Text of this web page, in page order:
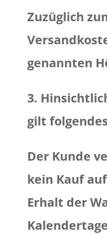
Zuzüglich
genannten
3.
gilt
Der Kunde
kein Kauf
Erhalt der